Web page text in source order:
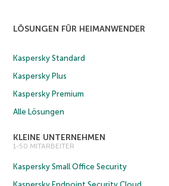
LÖSUNGEN FÜR HEIMANWENDER
Kaspersky Standard
Kaspersky Plus
Kaspersky Premium
Alle Lösungen
KLEINE UNTERNEHMEN
1-50 MITARBEITER
Kaspersky Small Office Security